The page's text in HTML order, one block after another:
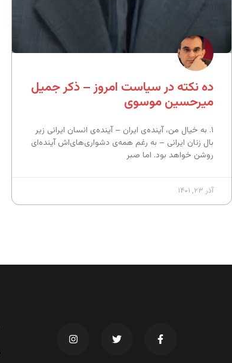
ده نکته در سیاست امروز – ذکر جمیل
میرحسین موسوی
۱. به خیال من، آینده‌ی ایران – آینده‌ی انسان ایرانی زیر
بال زنان ایرانی – به رغم همه‌ی دشواری‌های‌اش آینده‌ای
روشن خواهد بود. اما صبر
آذر ۲۳, ۱۴۰۱